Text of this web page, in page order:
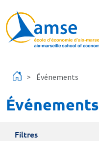
Événements
Événements
Filtres